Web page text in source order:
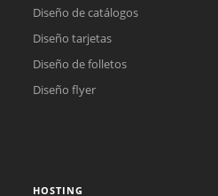
Diseño de catálogos
Diseño tarjetas
Diseño de folletos
Diseño flyer
HOSTING